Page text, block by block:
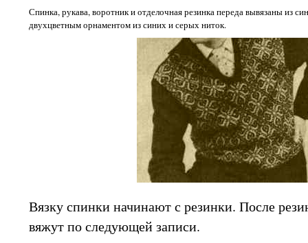
Спинка, рукава, воротник и отделочная резинка переда вывязаны из
двухцветным орнаментом из синих и серых ниток.
Вязку спинки начинают с резинки. После
вяжут по следующей записи.